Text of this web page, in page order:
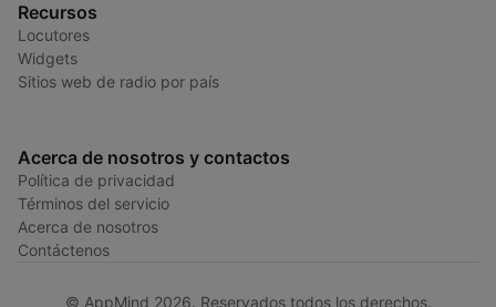
Recursos
Locutores
Widgets
Sitios web de radio por país
Acerca de nosotros y contactos
Política de privacidad
Términos del servicio
Acerca de nosotros
Contáctenos
© AppMind 2026. Reservados todos los derechos.